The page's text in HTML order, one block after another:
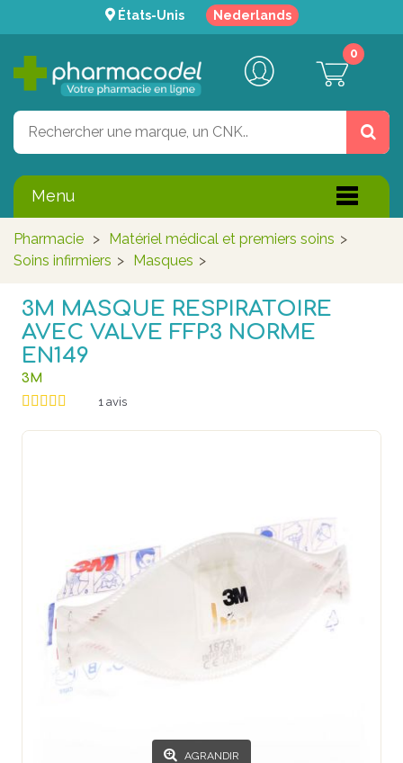
États-Unis Nederlands
0
Menu
Pharmacie > Matériel médical et premiers soins >
Soins infirmiers > Masques >
3M MASQUE RESPIRATOIRE
AVEC VALVE FFP3 NORME
EN149
3M
1 avis
AGRANDIR